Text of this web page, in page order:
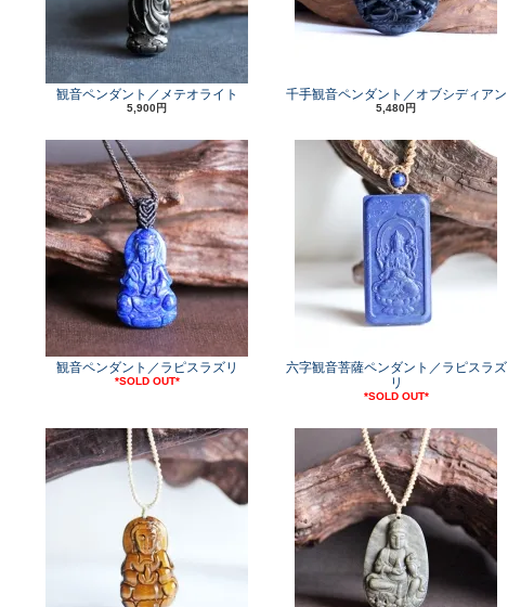
観音ペンダント／メテオライト
5,900円
千手観音ペンダント／オブシディアン
5,480円
観音ペンダント／ラピスラズリ
*SOLD OUT*
六字観音菩薩ペンダント／ラピスラズ
リ
*SOLD OUT*